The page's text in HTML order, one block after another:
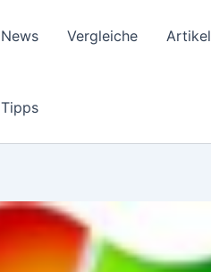
News Vergleiche Artikel
Tipps